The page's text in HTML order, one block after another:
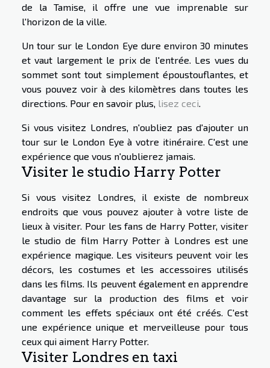
de la Tamise, il offre une vue imprenable sur
l'horizon de la ville.
Un tour sur le London Eye dure environ 30 minutes
et vaut largement le prix de l'entrée. Les vues du
sommet sont tout simplement époustouflantes, et
vous pouvez voir à des kilomètres dans toutes les
directions. Pour en savoir plus, lisez ceci
Si vous visitez Londres, n'oubliez pas d'ajouter un
tour sur le London Eye à votre itinéraire. C'est une
expérience que vous n'oublierez jamais.
Visiter le studio Harry Potter
Si vous visitez Londres, il existe de nombreux
endroits que vous pouvez ajouter à votre liste de
lieux à visiter. Pour les fans de Harry Potter, visiter
le studio de film Harry Potter à Londres est une
expérience magique. Les visiteurs peuvent voir les
décors, les costumes et les accessoires utilisés
dans les films. Ils peuvent également en apprendre
davantage sur la production des films et voir
comment les effets spéciaux ont été créés. C'est
une expérience unique et merveilleuse pour tous
ceux qui aiment Harry Potter.
Visiter Londres en taxi